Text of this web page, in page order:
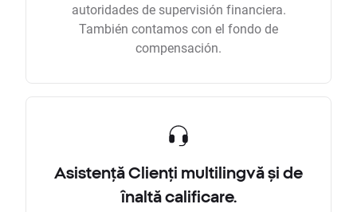
autoridades de supervisión financiera.
También contamos con el fondo de
compensación.
Asistență Clienți multilingvă și de
înaltă calificare.